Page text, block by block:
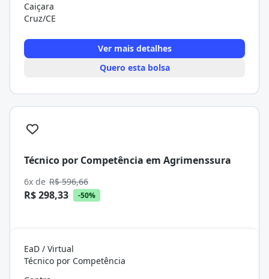
Caiçara
Cruz/CE
Ver mais detalhes
Quero esta bolsa
Técnico por Competência em Agrimenssura
6x de R$ 596,66
R$ 298,33 -50%
EaD / Virtual
Técnico por Competência